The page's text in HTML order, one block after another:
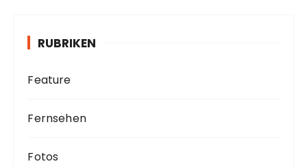
RUBRIKEN
Feature
Fernsehen
Fotos